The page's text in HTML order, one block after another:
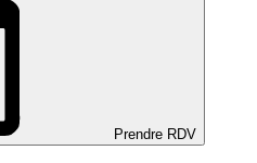
Prendre RDV